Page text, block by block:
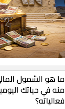
ما هو الشمول
منه في حياتك
فعالياته؟